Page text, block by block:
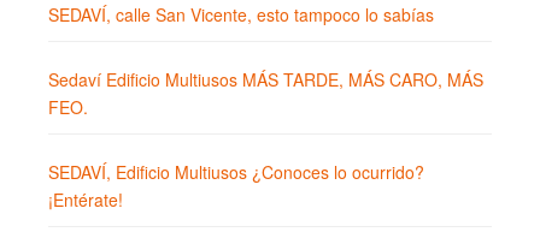
SEDAVÍ, calle San Vicente, esto tampoco lo sabías
Sedaví Edificio Multiusos MÁS TARDE, MÁS CARO, MÁS
FEO.
SEDAVÍ, Edificio Multiusos ¿Conoces lo ocurrido?
¡Entérate!